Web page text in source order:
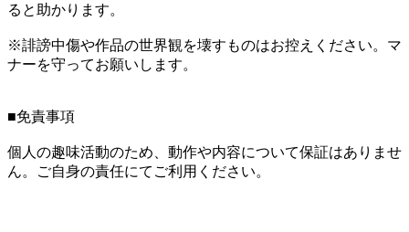
ると助かります。
※誹謗中傷や作品の世界観を壊すものはお控えください。マ
ナーを守ってお願いします。
■免責事項
個人の趣味活動のため、動作や内容について保証はありませ
ん。ご自身の責任にてご利用ください。